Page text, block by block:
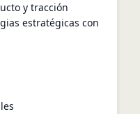
y tracción
estratégicas con